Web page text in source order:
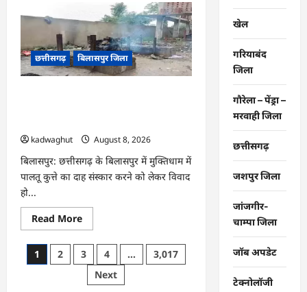
एक
पेड़
माँ
के
नाम
अभियान
का
गया
संदेश
…
छत्तीसगढ़ बिलासपुर जिला
kadwaghut
August 8, 2026
बिलासपुर: छत्तीसगढ़ के बिलासपुर में मुक्तिधाम में
पालतू कुत्ते का दाह संस्कार करने को लेकर विवाद
हो...
Read MoreRead
more
CG
:
मुक्तिधाम
पालतू
Posts
1 2 3 4 …
3,017
Next
खेल
गरियाबंद
जिला
गौरेला – पेंड्रा –
मरवाही जिला
छत्तीसगढ़
जशपुर जिला
जांजगीर-
चाम्पा जिला
जॉब अपडेट
टेक्नोलॉजी